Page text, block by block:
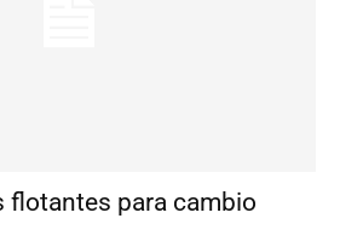
flotantes para cambio